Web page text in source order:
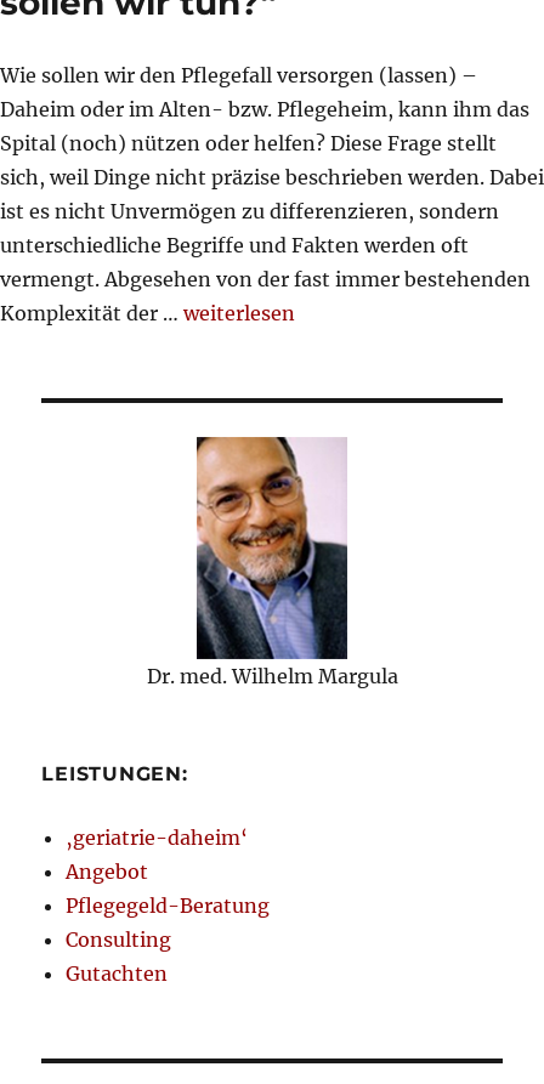
Wie sollen wir den Pflegefall versorgen (lassen) –
Daheim oder im Alten- bzw. Pflegeheim, kann ihm das
Spital (noch) nützen oder helfen? Diese Frage stellt
sich, weil Dinge nicht präzise beschrieben werden. Dabei
ist es nicht Unvermögen zu differenzieren, sondern
unterschiedliche Begriffe und Fakten werden oft
vermengt. Abgesehen von der fast immer bestehenden
Komplexität der …„Angehörige fragen sich: „was
weiterlesen
Dr. med. Wilhelm Margula
LEISTUNGEN:
‚geriatrie-daheim‘
Angebot
Pflegegeld-Beratung
Consulting
Gutachten